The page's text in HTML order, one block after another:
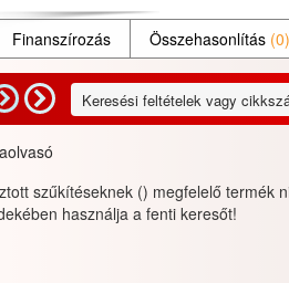
Finanszírozás Összehasonlítás (0)
szűkítéseknek () megfelelő termék
használja a fenti keresőt!